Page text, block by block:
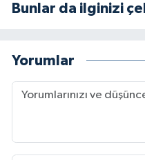
Bunlar da ilginizi
Yorumlar